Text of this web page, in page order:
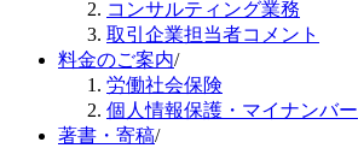
コンサルティング業務
取引企業担当者コメント
料金のご案内/
労働社会保険
個人情報保護・マイナンバー
著書・寄稿/